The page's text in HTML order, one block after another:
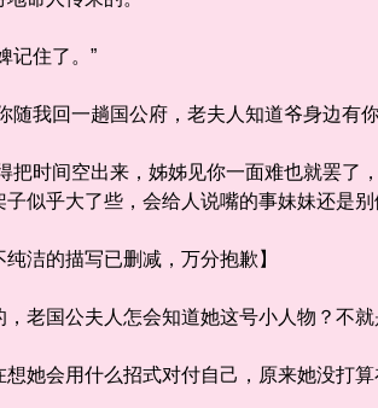
住了。”
我回一趟国公府，老夫人知道爷身边有
时间空出来，姊姊见你一面难也就罢了
子似乎大了些，会给人说嘴的事妹妹还是别
的描写已删减，万分抱歉】
国公夫人怎会知道她这号小人物？不就
会用什么招式对付自己，原来她没打算